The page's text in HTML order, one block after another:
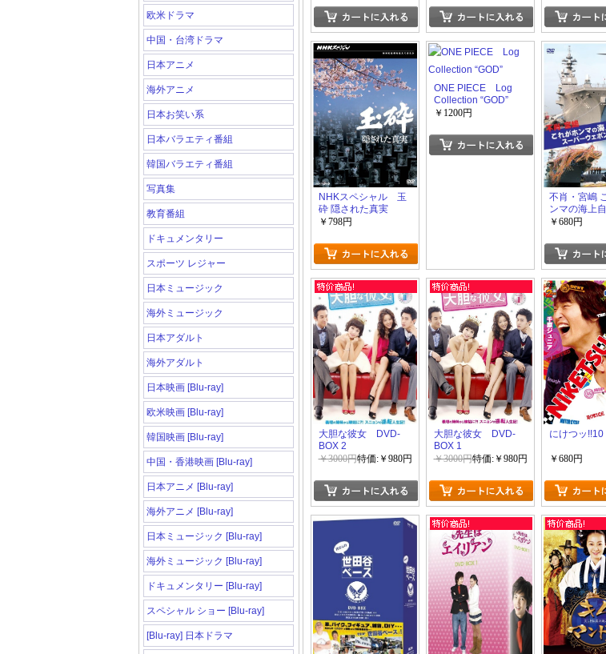
欧米ドラマ
中国・台湾ドラマ
日本アニメ
海外アニメ
日本お笑い系
日本バラエティ番組
韓国バラエティ番組
写真集
教育番組
ドキュメンタリー
スポーツ レジャー
日本ミュージック
海外ミュージック
日本アダルト
海外アダルト
日本映画 [Blu-ray]
欧米映画 [Blu-ray]
韓国映画 [Blu-ray]
中国・香港映画 [Blu-ray]
日本アニメ [Blu-ray]
海外アニメ [Blu-ray]
日本ミュージック [Blu-ray]
海外ミュージック [Blu-ray]
ドキュメンタリー [Blu-ray]
スペシャル ショー [Blu-ray]
[Blu-ray] 日本ドラマ
NHKスペシャル 玉
砕 隠された真実
￥798円
ONE PIECE Log
Collection “GOD”
￥1200円
不肖・宮嶋
ンマの海上自
スーパーウェ
￥680円
大胆な彼女 DVD-
BOX 2
￥3000円特価:￥980円
大胆な彼女 DVD-
BOX 1
￥3000円特価:￥980円
にけつッ!!10
￥680円